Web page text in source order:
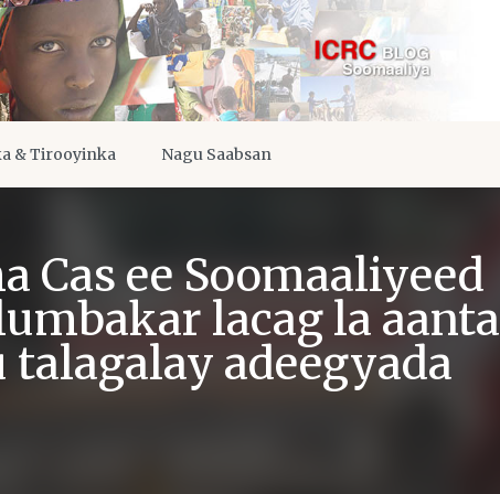
& Tirooyinka Nagu Saabsan
Cas ee Soomaaliyeed
lacag la aanta
talagalay adeegyada